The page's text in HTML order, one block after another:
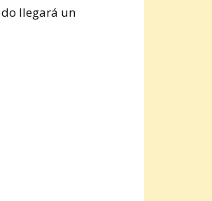
llegará un